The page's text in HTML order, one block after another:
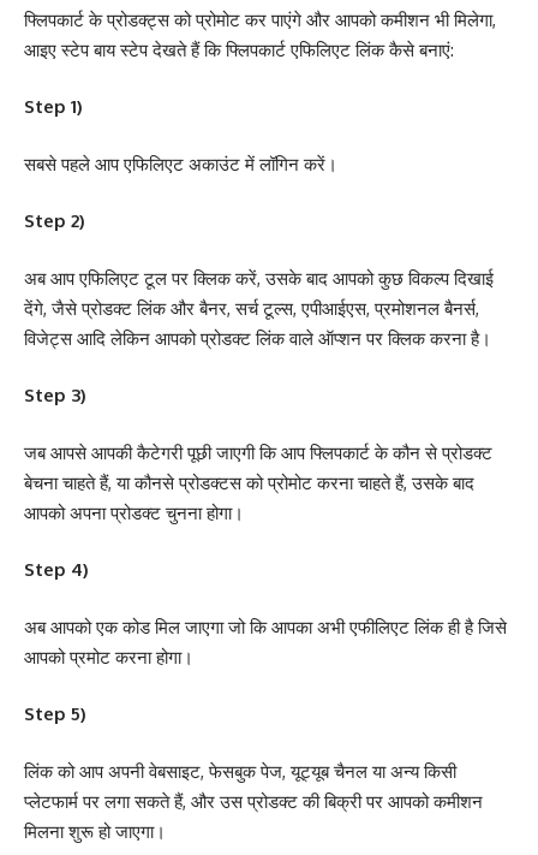
फ्लिपकार्ट के प्रोडक्ट्स को प्रोमोट कर पाएंगे और आपको कमीशन भी मिलेगा,
आइए स्टेप बाय स्टेप देखते हैं कि फ्लिपकार्ट एफिलिएट लिंक कैसे बनाएं:
Step 1)
सबसे पहले आप एफिलिएट अकाउंट में लॉगिन करें।
Step 2)
अब आप एफिलिएट टूल पर क्लिक करें, उसके बाद आपको कुछ विकल्प दिखाई
देंगे, जैसे प्रोडक्ट लिंक और बैनर, सर्च टूल्स, एपीआईएस, प्रमोशनल बैनर्स,
विजेट्स आदि लेकिन आपको प्रोडक्ट लिंक वाले ऑप्शन पर क्लिक करना है।
Step 3)
जब आपसे आपकी कैटेगरी पूछी जाएगी कि आप फ्लिपकार्ट के कौन से प्रोडक्ट
बेचना चाहते हैं, या कौनसे प्रोडक्टस को प्रोमोट करना चाहते हैं, उसके बाद
आपको अपना प्रोडक्ट चुनना होगा।
Step 4)
अब आपको एक कोड मिल जाएगा जो कि आपका अभी एफीलिएट लिंक ही है जिसे
आपको प्रमोट करना होगा।
Step 5)
लिंक को आप अपनी वेबसाइट, फेसबुक पेज, यूट्यूब चैनल या अन्य किसी
प्लेटफार्म पर लगा सकते हैं, और उस प्रोडक्ट की बिक्री पर आपको कमीशन
मिलना शुरू हो जाएगा।